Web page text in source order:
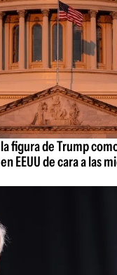
figura de Trump
EEUU de cara a las